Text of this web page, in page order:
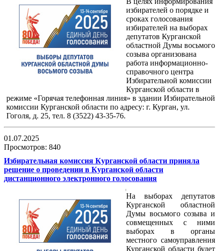
избирателей о порядке и
сроках голосования
избирателей на выборах
депутатов Курганской
областной Думы восьмого
созыва организована
работа информационно-
справочного центра
Избирательной комиссии
Курганской области в
режиме «Горячая телефонная линия» в здании Избирательной
комиссии Курганской области по адресу: г. Курган, ул.
Гоголя, д. 25, тел. 8 (3522) 43-35-76.
01.07.2025
Просмотров: 840
Избирательная комиссия Курганской области приняла
решение о проведении в Курганской области
дистанционного электронного голосования
На выборах депутатов
Курганской областной
Думы восьмого созыва и
совмещенных с ними
выборах в органы
местного самоуправления
Курганской области будет